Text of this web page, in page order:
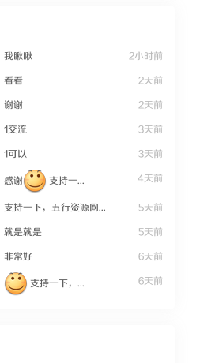
2小时前
我瞅瞅
2天前
看看
2天前
谢谢
3天前
1交流
3天前
1可以
4天前
感谢 支持一...
5天前
支持一下，五行资源网...
5天前
就是就是
6天前
非常好
6天前
支持一下，...